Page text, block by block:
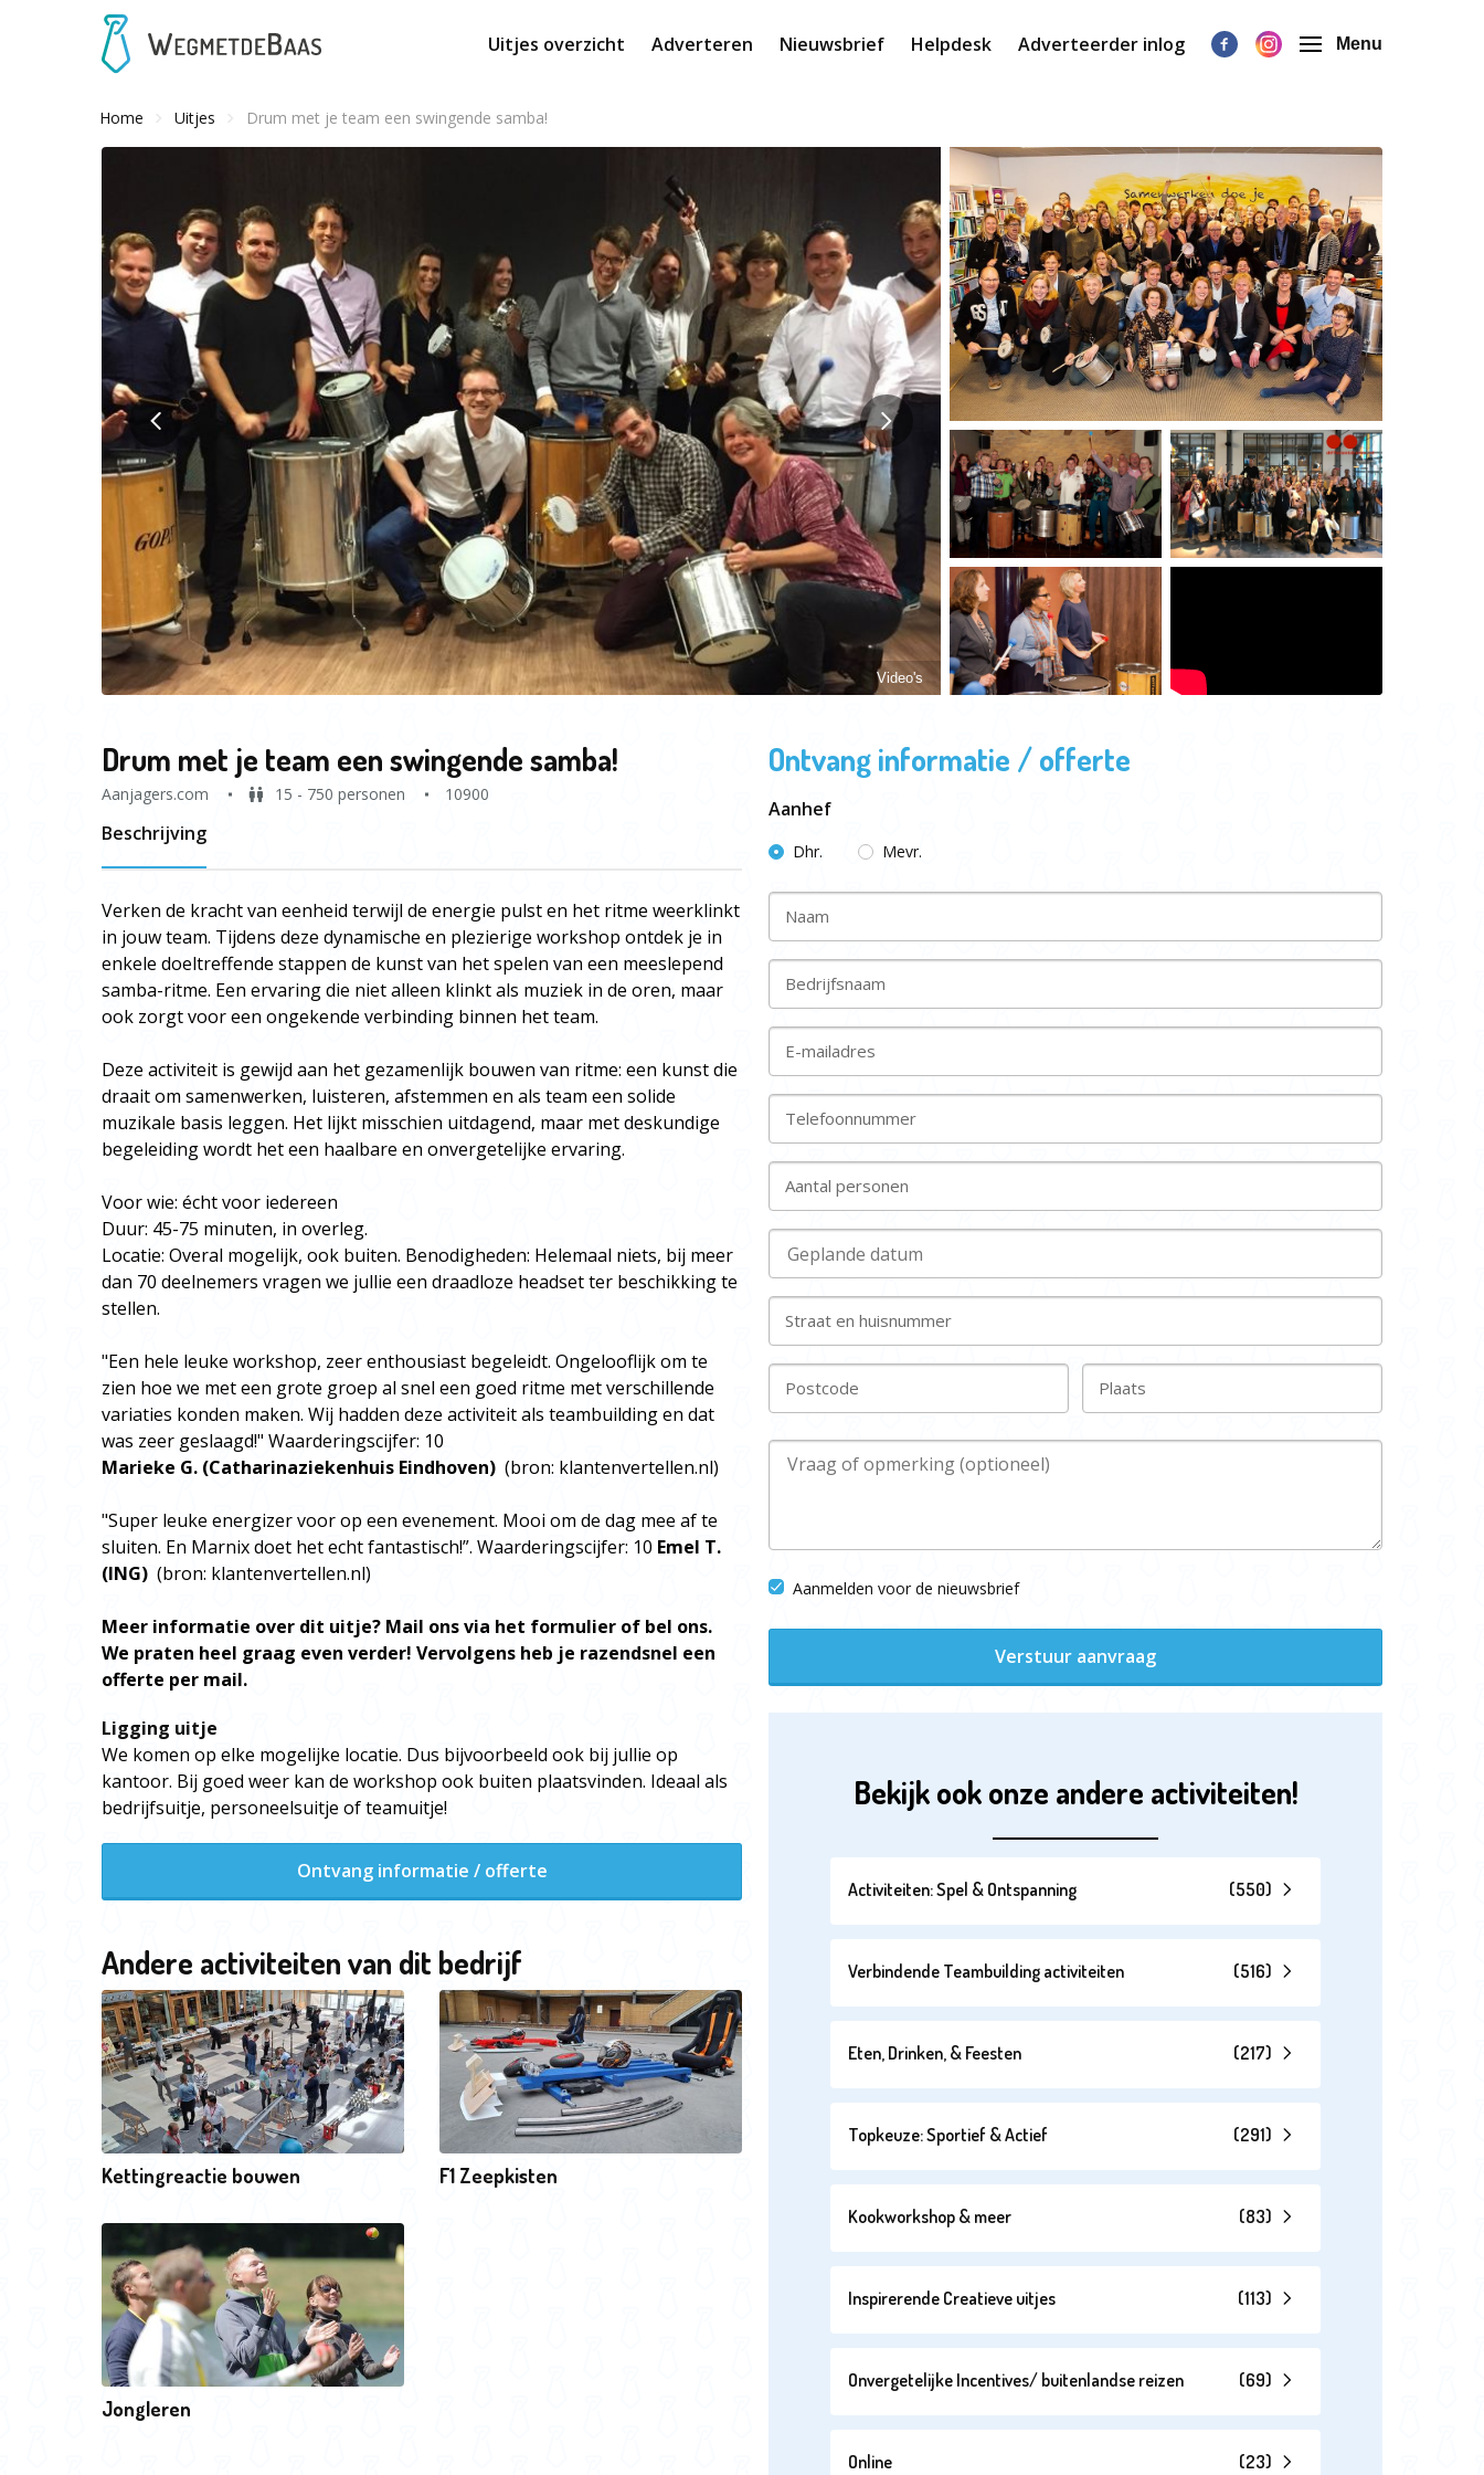
Uitjes overzicht Adverteren Nieuwsbrief Helpdesk Adverteerder inlog Menu
Home Uitjes Drum met je team een swingende samba!
Video's
Drum met je team een swingende samba!
Aanjagers.com 15 - 750 personen 10900
Beschrijving
Verken de kracht van eenheid terwijl de energie pulst en het ritme weerklinkt
in jouw team. Tijdens deze dynamische en plezierige workshop ontdek je in
enkele doeltreffende stappen de kunst van het spelen van een meeslepend
samba-ritme. Een ervaring die niet alleen klinkt als muziek in de oren, maar
ook zorgt voor een ongekende verbinding binnen het team.
Deze activiteit is gewijd aan het gezamenlijk bouwen van ritme: een kunst die
draait om samenwerken, luisteren, afstemmen en als team een solide
muzikale basis leggen. Het lijkt misschien uitdagend, maar met deskundige
begeleiding wordt het een haalbare en onvergetelijke ervaring.
Voor wie: écht voor iedereen
Duur: 45-75 minuten, in overleg.
Locatie: Overal mogelijk, ook buiten. Benodigheden: Helemaal niets, bij meer
dan 70 deelnemers vragen we jullie een draadloze headset ter beschikking te
stellen.
"Een hele leuke workshop, zeer enthousiast begeleidt. Ongelooflijk om te
zien hoe we met een grote groep al snel een goed ritme met verschillende
variaties konden maken. Wij hadden deze activiteit als teambuilding en dat
was zeer geslaagd!" Waarderingscijfer: 10
Marieke G. (Catharinaziekenhuis Eindhoven) (bron: klantenvertellen.nl)
"Super leuke energizer voor op een evenement. Mooi om de dag mee af te
sluiten. En Marnix doet het echt fantastisch!”. Waarderingscijfer: 10 Emel T.
(ING) (bron: klantenvertellen.nl)
Meer informatie over dit uitje? Mail ons via het formulier of bel ons.
We praten heel graag even verder! Vervolgens heb je razendsnel een
offerte per mail.
Ligging uitje
We komen op elke mogelijke locatie. Dus bijvoorbeeld ook bij jullie op
kantoor. Bij goed weer kan de workshop ook buiten plaatsvinden. Ideaal als
bedrijfsuitje, personeelsuitje of teamuitje!
Ontvang informatie / offerte
Andere activiteiten van dit bedrijf
Kettingreactie bouwen F1 Zeepkisten
Jongleren
Ontvang informatie / offerte
Aanhef
Dhr. Mevr.
Naam
Bedrijfsnaam
E-mailadres
Telefoonnummer
Aantal personen
Straat en huisnummer
Postcode Plaats
Aanmelden voor de nieuwsbrief
Verstuur aanvraag
Bekijk ook onze andere activiteiten!
Activiteiten: Spel & Ontspanning (550)
Verbindende Teambuilding activiteiten (516)
Eten, Drinken, & Feesten (217)
Topkeuze: Sportief & Actief (291)
Kookworkshop & meer (83)
Inspirerende Creatieve uitjes (113)
Onvergetelijke Incentives/ buitenlandse reizen (69)
Online (23)